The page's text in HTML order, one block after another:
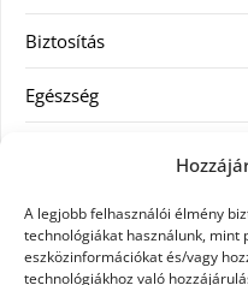
A legjobb felhasználói élmény
technológiákat használunk, mint
eszközinformációkat és/vagy
technológiákhoz való
Biztosítás
Egészség
Ingatlan
Művészetek és szórakozás